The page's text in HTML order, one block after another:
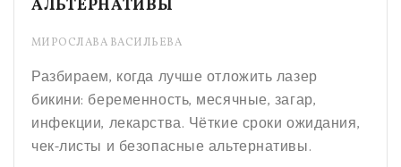
АЛЬТЕРНАТИВЫ
МИРОСЛАВА ВАСИЛЬЕВА
Разбираем, когда лучше отложить лазер
бикини: беременность, месячные, загар,
инфекции, лекарства. Чёткие сроки ожидания,
чек-листы и безопасные альтернативы.